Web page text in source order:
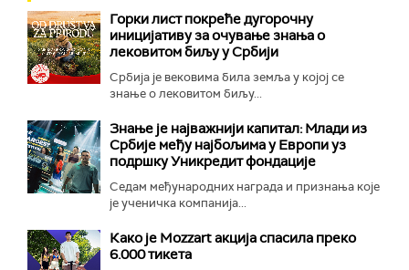
Горки лист покреће дугорочну
иницијативу за очување знања о
лековитом биљу у Србији
Србија је вековима била земља у којој се
знање о лековитом биљу...
Знање је најважнији капитал: Млади из
Србије међу најбољима у Европи уз
подршку Уникредит фондације
Седам међународних награда и признања које
је ученичка компанија...
Како је Mozzart акција спасила преко
6.000 тикета